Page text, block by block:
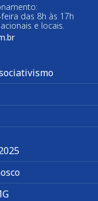
das 8h às 17h
e locais.